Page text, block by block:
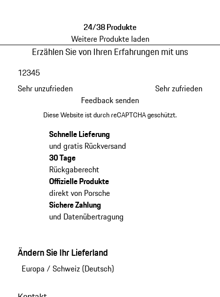
24/38 Produkte
Weitere Produkte laden
Erzählen Sie von Ihren Erfahrungen mit uns
Sehr unzufrieden
12345
Sehr zufrieden
Feedback senden
Diese Website ist durch reCAPTCHA geschützt.
Schnelle Lieferung
und gratis Rückversand
30 Tage
Rückgaberecht
Offizielle Produkte
direkt von Porsche
Sichere Zahlung
und Datenübertragung
Ändern Sie Ihr Lieferland
Europa / Schweiz (Deutsch)